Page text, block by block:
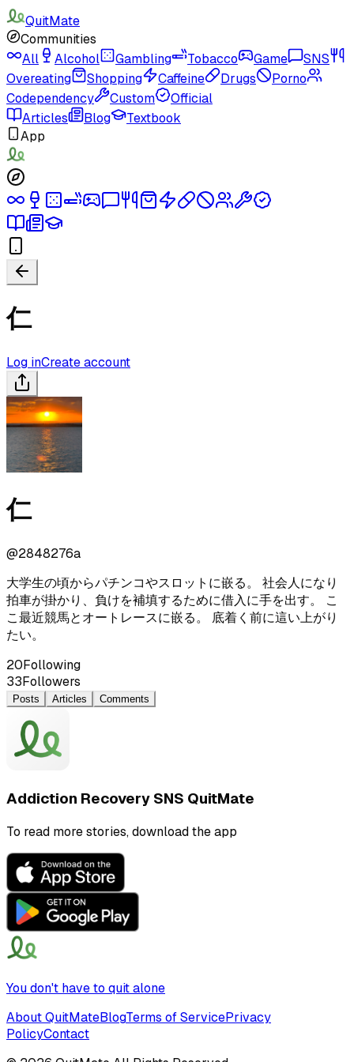
QuitMate
Communities
All
Alcohol Gambling Tobacco Game
SNS
Overeating
Shopping Caffeine Drugs
Porno
Codependency
Custom
Official
Articles
Blog
Textbook
App
仁
Log inCreate account
仁
@2848276a
大学生の頃からパチンコやスロットに嵌る。 社会人になり
拍車が掛かり、負けを補填するために借入に手を出す。 こ
こ最近競馬とオートレースに嵌る。 底着く前に這い上がり
たい。
20Following
33Followers
Posts Articles Comments
Addiction Recovery SNS QuitMate
To read more stories, download the app
You don't have to quit alone
About QuitMateBlogTerms of ServicePrivacy
PolicyContact